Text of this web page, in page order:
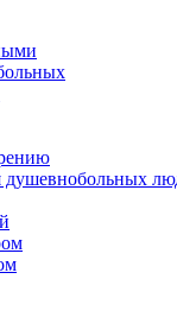
душевнобольных